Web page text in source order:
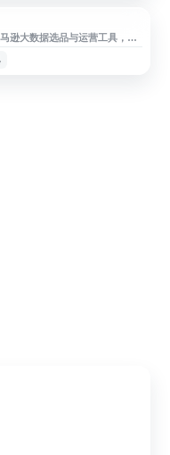
逊大数据选品与运营工具，提
据查询及相关插件服务，帮助
机会。适合从事 Amazon 选